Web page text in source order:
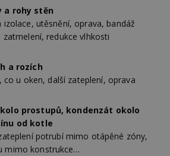
a rohy stěn
izolace, utěsnění, oprava, bandáž
redukce vlhkosti
a rozích
co u oken, další zateplení, oprava
prostupů, kondenzát okolo
od kotle
potrubí mimo otápěné zóny,
mimo konstrukce…
Nezařazené soubory
soubory cookie umožňují základní
stránek, jako je přihlášení
účtu. Webové stránky nelze bez
Provider /
Hotjar Ltd